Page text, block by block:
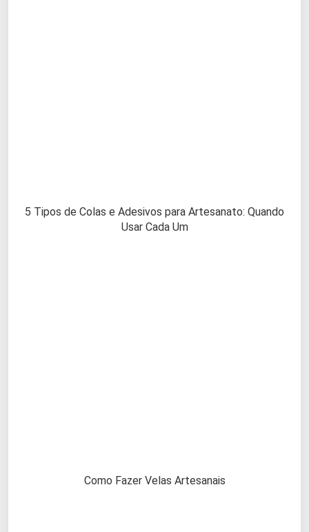
5 Tipos de Colas e Adesivos para Artesanato: Quando
Usar Cada Um
Como Fazer Velas Artesanais